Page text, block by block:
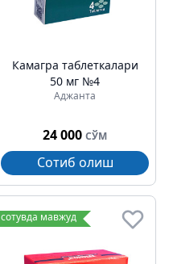
Камагра таблеткалари
50 мг №4
Аджанта
24 000 СЎМ
Сотиб олиш
сотувда мавжуд